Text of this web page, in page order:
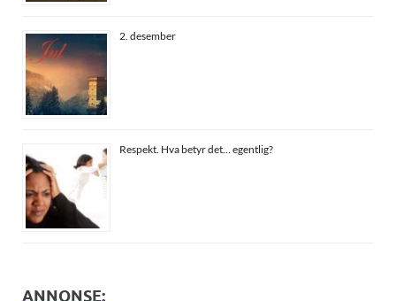
2. desember
Respekt. Hva betyr det… egentlig?
ANNONSE: